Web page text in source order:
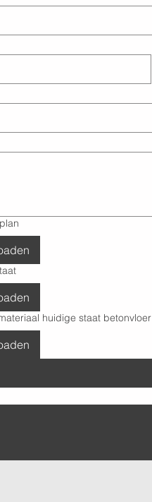
huidige staat betonvloer